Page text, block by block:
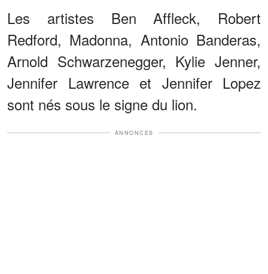
Les artistes Ben Affleck, Robert
Redford, Madonna, Antonio Banderas,
Arnold Schwarzenegger, Kylie Jenner,
Jennifer Lawrence et Jennifer Lopez
sont nés sous le signe du lion.
ANNONCES